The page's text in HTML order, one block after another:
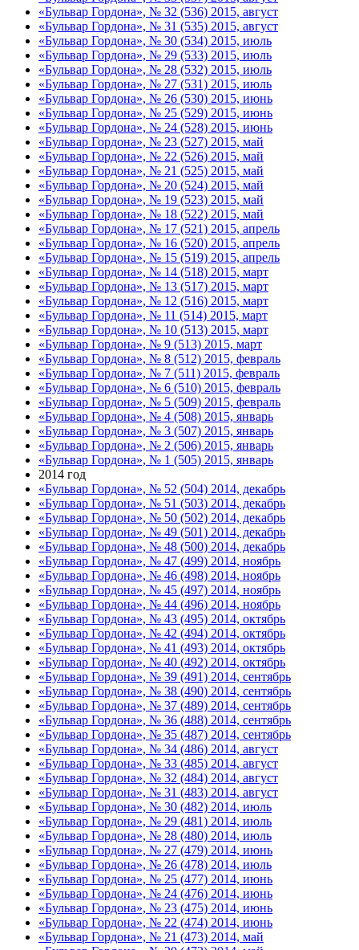
«Бульвар Гордона», № 32 (536) 2015, август
«Бульвар Гордона», № 31 (535) 2015, август
«Бульвар Гордона», № 30 (534) 2015, июль
«Бульвар Гордона», № 29 (533) 2015, июль
«Бульвар Гордона», № 28 (532) 2015, июль
«Бульвар Гордона», № 27 (531) 2015, июль
«Бульвар Гордона», № 26 (530) 2015, июнь
«Бульвар Гордона», № 25 (529) 2015, июнь
«Бульвар Гордона», № 24 (528) 2015, июнь
«Бульвар Гордона», № 23 (527) 2015, май
«Бульвар Гордона», № 22 (526) 2015, май
«Бульвар Гордона», № 21 (525) 2015, май
«Бульвар Гордона», № 20 (524) 2015, май
«Бульвар Гордона», № 19 (523) 2015, май
«Бульвар Гордона», № 18 (522) 2015, май
«Бульвар Гордона», № 17 (521) 2015, апрель
«Бульвар Гордона», № 16 (520) 2015, апрель
«Бульвар Гордона», № 15 (519) 2015, апрель
«Бульвар Гордона», № 14 (518) 2015, март
«Бульвар Гордона», № 13 (517) 2015, март
«Бульвар Гордона», № 12 (516) 2015, март
«Бульвар Гордона», № 11 (514) 2015, март
«Бульвар Гордона», № 10 (513) 2015, март
«Бульвар Гордона», № 9 (513) 2015, март
«Бульвар Гордона», № 8 (512) 2015, февраль
«Бульвар Гордона», № 7 (511) 2015, февраль
«Бульвар Гордона», № 6 (510) 2015, февраль
«Бульвар Гордона», № 5 (509) 2015, февраль
«Бульвар Гордона», № 4 (508) 2015, январь
«Бульвар Гордона», № 3 (507) 2015, январь
«Бульвар Гордона», № 2 (506) 2015, январь
«Бульвар Гордона», № 1 (505) 2015, январь
2014 год
«Бульвар Гордона», № 52 (504) 2014, декабрь
«Бульвар Гордона», № 51 (503) 2014, декабрь
«Бульвар Гордона», № 50 (502) 2014, декабрь
«Бульвар Гордона», № 49 (501) 2014, декабрь
«Бульвар Гордона», № 48 (500) 2014, декабрь
«Бульвар Гордона», № 47 (499) 2014, ноябрь
«Бульвар Гордона», № 46 (498) 2014, ноябрь
«Бульвар Гордона», № 45 (497) 2014, ноябрь
«Бульвар Гордона», № 44 (496) 2014, ноябрь
«Бульвар Гордона», № 43 (495) 2014, октябрь
«Бульвар Гордона», № 42 (494) 2014, октябрь
«Бульвар Гордона», № 41 (493) 2014, октябрь
«Бульвар Гордона», № 40 (492) 2014, октябрь
«Бульвар Гордона», № 39 (491) 2014, сентябрь
«Бульвар Гордона», № 38 (490) 2014, сентябрь
«Бульвар Гордона», № 37 (489) 2014, сентябрь
«Бульвар Гордона», № 36 (488) 2014, сентябрь
«Бульвар Гордона», № 35 (487) 2014, сентябрь
«Бульвар Гордона», № 34 (486) 2014, август
«Бульвар Гордона», № 33 (485) 2014, август
«Бульвар Гордона», № 32 (484) 2014, август
«Бульвар Гордона», № 31 (483) 2014, август
«Бульвар Гордона», № 30 (482) 2014, июль
«Бульвар Гордона», № 29 (481) 2014, июль
«Бульвар Гордона», № 28 (480) 2014, июль
«Бульвар Гордона», № 27 (479) 2014, июнь
«Бульвар Гордона», № 26 (478) 2014, июль
«Бульвар Гордона», № 25 (477) 2014, июнь
«Бульвар Гордона», № 24 (476) 2014, июнь
«Бульвар Гордона», № 23 (475) 2014, июнь
«Бульвар Гордона», № 22 (474) 2014, июнь
«Бульвар Гордона», № 21 (473) 2014, май